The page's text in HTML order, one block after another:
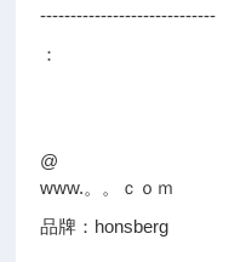
-----------------------------
：
@
www.。。ｃｏｍ
品牌：honsberg